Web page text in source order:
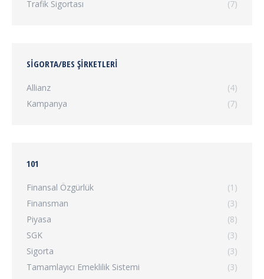
Trafik Sigortası (7)
SIGORTA/BES ŞIRKETLERI
Allianz
(4)
Kampanya
(7)
101
Finansal Özgürlük
(1)
Finansman
(3)
Piyasa
(8)
SGK
(3)
Sigorta
(3)
Tamamlayıcı Emeklilik Sistemi
(3)